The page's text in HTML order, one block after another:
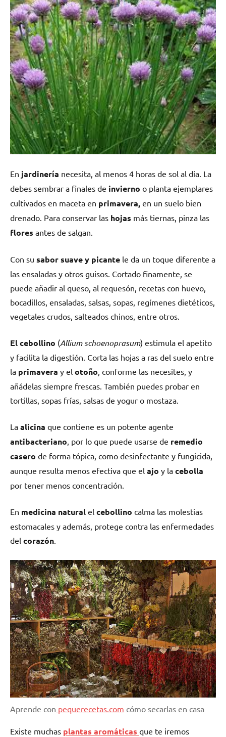
En jardinería necesita, al menos 4 horas de sol al día. La
debes sembrar a finales de invierno o planta ejemplares
cultivados en maceta en primavera, en un suelo bien
drenado. Para conservar las hojas más tiernas, pinza las
flores antes de salgan.
Con su sabor suave y picante le da un toque diferente a
las ensaladas y otros guisos. Cortado finamente, se
puede añadir al queso, al requesón, recetas con huevo,
bocadillos, ensaladas, salsas, sopas, regímenes dietéticos,
vegetales crudos, salteados chinos, entre otros.
El cebollino (Allium schoenoprasum) estimula el apetito
y facilita la digestión. Corta las hojas a ras del suelo entre
la primavera y el otoño , conforme las necesites, y
añádelas siempre frescas. También puedes probar en
tortillas, sopas frías, salsas de yogur o mostaza.
La alicina que contiene es un potente agente
antibacteriano , por lo que puede usarse de remedio
casero de forma tópica, como desinfectante y fungicida,
aunque resulta menos efectiva que el ajo y la cebolla
por tener menos concentración.
En medicina natural el cebollino calma las molestias
estomacales y además, protege contra las enfermedades
del corazón
Aprende con pequerecetas.com cómo secarlas en casa
Existe muchas plantas aromáticas que te iremos